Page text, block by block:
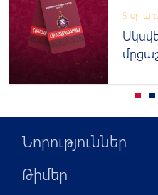
5 օր
Նորություններ
Թիմեր